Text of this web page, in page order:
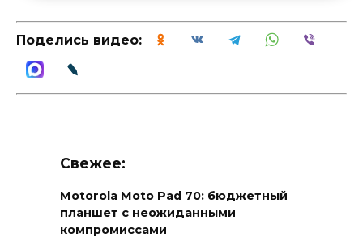
Поделись видео:
Свежее:
Motorola Moto Pad 70: бюджетный
планшет с неожиданными
компромиссами